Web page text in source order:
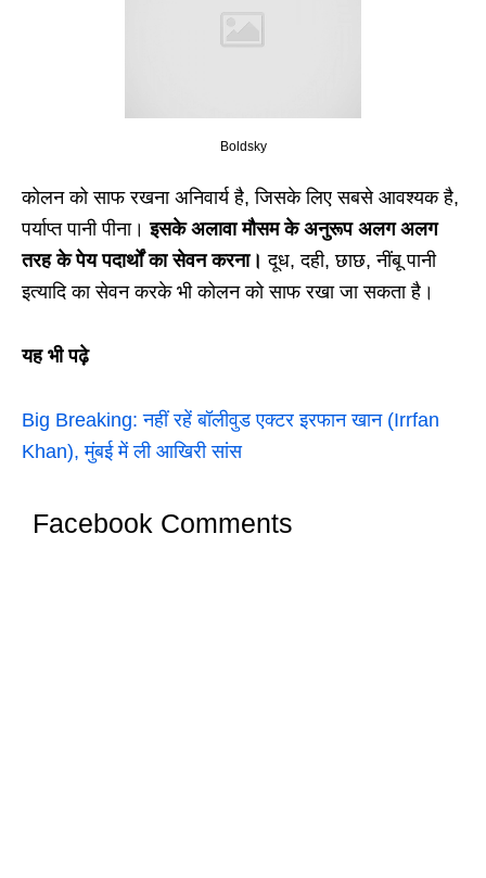
Boldsky
कोलन को साफ रखना अनिवार्य है, जिसके लिए सबसे आवश्यक है,
पर्याप्त पानी पीना।इसके अलावा मौसम के अनुरूप अलग अलग
तरह के पेय पदार्थों का सेवन करना। दूध, दही, छाछ, नींबू पानी
इत्यादि का सेवन करके भी कोलन को साफ रखा जा सकता है।
यह भी पढ़े
Big Breaking: नहीं रहें बॉलीवुड एक्टर इरफान खान (Irrfan
Khan), मुंबई में ली आखिरी सांस
Facebook Comments